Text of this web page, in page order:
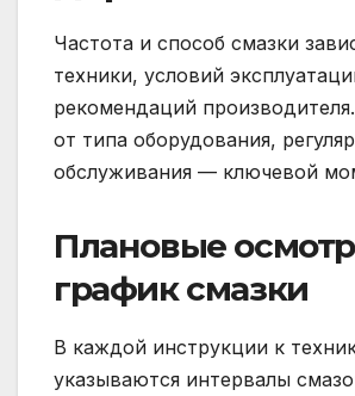
Частота и способ смазки
техники, условий
рекомендаций
от типа оборудования,
обслуживания — ключевой
Плановые
график смазки
В каждой инструкции к
указываются интервалы